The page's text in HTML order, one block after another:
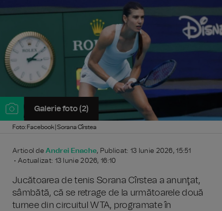
Galerie foto (2)
Foto: Facebook | Sorana Cîrstea
Articol deAndrei Enache, Publicat: 13 Iunie 2026, 15:51
• Actualizat: 13 Iunie 2026, 16:10
Jucătoarea de tenis Sorana Cîrstea a anunţat,
sâmbătă, că se retrage de la următoarele două
turnee din circuitul WTA, programate în